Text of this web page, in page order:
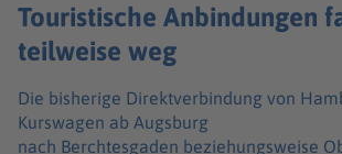
Touristische Anbindungen
teilweise weg
Die bisherige Direktverbindung von
Kurswagen ab Augsburg
nach Berchtesgaden beziehungsweise